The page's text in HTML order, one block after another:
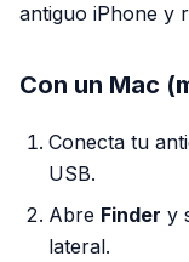
antiguo iPhone y
Con un Mac
Conecta tu
USB.
Abre Finder y
lateral.